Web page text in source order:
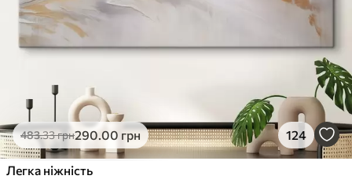
483.33грн290.00 грн 124
Легка ніжність